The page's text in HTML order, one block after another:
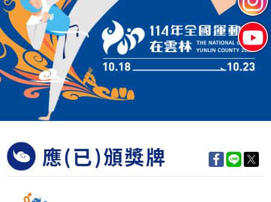
應(已)頒獎牌